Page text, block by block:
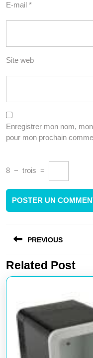
E-mail *
Site web
Enregistrer mon nom,
pour mon prochain
8 − trois =
de
l’article
PREVIOUS
Article
précédent
Related Post